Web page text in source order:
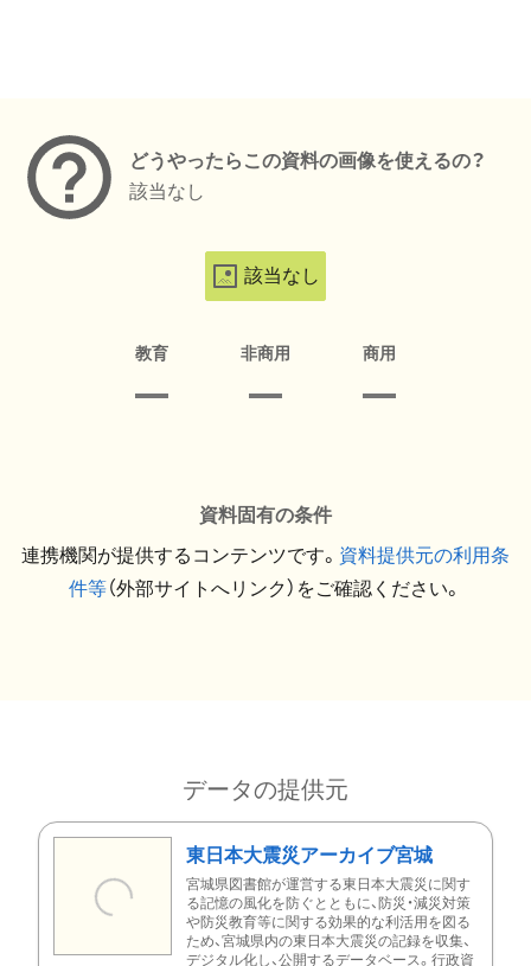
どうやったらこの資料の画像を使えるの？
該当なし
該当なし
教育 非商用 商用
資料固有の条件
連携機関が提供するコンテンツです。 資料提供元の利用条
件等（外部サイトへリンク）をご確認ください。
データの提供元
東日本大震災アーカイブ宮城
宮城県図書館が運営する東日本大震災に関す
る記憶の風化を防ぐとともに、防災・減災対策
や防災教育等に関する効果的な利活用を図る
ため、宮城県内の東日本大震災の記録を収集、
デジタル化し、公開するデータベース。行政資